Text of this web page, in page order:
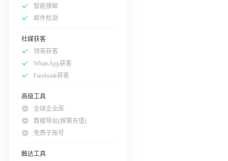
智能搜邮
邮件检测
社媒获客
领英获客
WhatsApp获客
Facebook获客
高级工具
全球企业库
数据导出(按需充值)
免费子账号
触达工具